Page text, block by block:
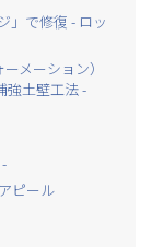
」で修復 - ロッ
メーション）
強土壁工法 -
ピール